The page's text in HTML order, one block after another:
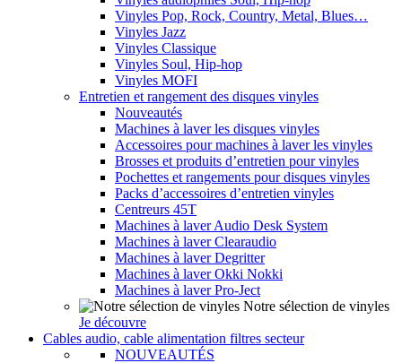
Vinyles Pop, Rock, Country, Metal, Blues…
Vinyles Jazz
Vinyles Classique
Vinyles Soul, Hip-hop
Vinyles MOFI
Entretien et rangement des disques vinyles
Nouveautés
Machines à laver les disques vinyles
Accessoires pour machines à laver les vinyles
Brosses et produits d’entretien pour vinyles
Pochettes et rangements pour disques vinyles
Packs d’accessoires d’entretien vinyles
Centreurs 45T
Machines à laver Audio Desk System
Machines à laver Clearaudio
Machines à laver Degritter
Machines à laver Okki Nokki
Machines à laver Pro-Ject
Notre sélection de vinyles
Je découvre
Cables audio, cable alimentation filtres secteur
NOUVEAUTÉS